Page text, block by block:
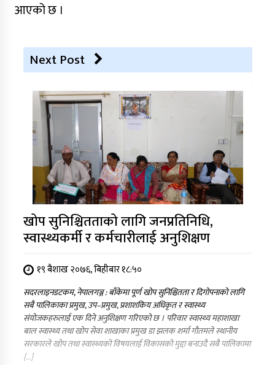
आएको छ ।
Next Post
खोप सुनिश्चितताको लागि जनप्रतिनिधि,
स्वास्थ्यकर्मी र कर्मचारीलाई अनुशिक्षण
१९ बैशाख २०७६, बिहीबार १८:५०
सदरलाइनडटकम, नेपालगञ्ज : बाँकेमा पूर्ण खोप सुनिश्चितता र दिगोपनाको लागि
सबै पालिकाका प्रमुख, उप–प्रमुख, प्रशाशकिय अधिकृत र स्वास्थ्य
संयोजकहरुलाई एक दिने अनुशिक्षण गरिएको छ । परिवार स्वास्थ्य महाशाखा
बाल स्वास्थ्य तथा खोप सेवा शाखाका प्रमुख डा झलक शर्मा गौतमले स्थानीय
सरकारले खोप तथा स्वास्थ्यको विषयलाई विकासको मुद्दा बनाउदै सबै पालिकामा
[…]